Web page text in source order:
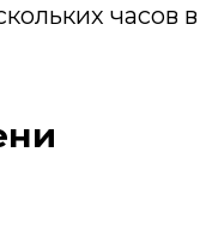
часов в